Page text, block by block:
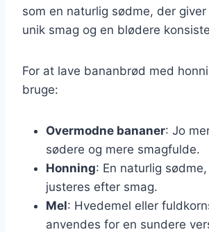
som en naturlig sødme, der
unik smag og en blødere
For at lave bananbrød med
bruge:
Overmodne bananer: Jo
sødere og mere smagfulde.
Honning: En naturlig
justeres efter smag.
Mel: Hvedemel eller
anvendes for en sundere